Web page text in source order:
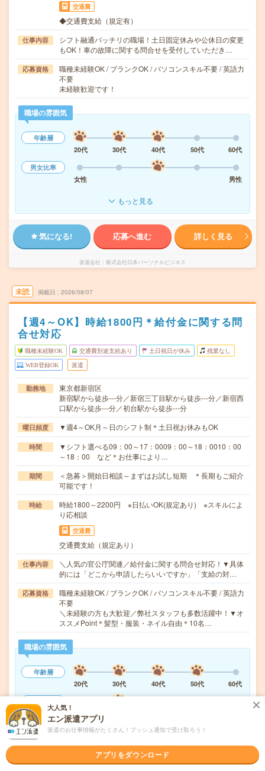
交通費
◆交通費支給（規定有）
仕事内容
シフト融通バッチリの職場！土日固定休みや公休日の変更
もOK！車の故障に関する問合せを受付していただき…
応募資格
職種未経験OK / ブランクOK / パソコンスキル不要 / 英語力
不要
未経験歓迎です！
職場の雰囲気
年齢層
20代
30代 40代 50代
60代
男女比率
女性
男性
もっと見る
気になる! 応募へ進む 詳しく見る
派遣会社 株式会社日本パーソナルビジネス
未読 掲載日 2026/08/07
【週4～OK】時給1800円＊給付金に関する問
合せ対応
職種未経験OK 交通費別途支給あり 土日祝日が休み 残業なし
WEB登録OK 派遣
勤務地
東京都新宿区
新宿駅から徒歩---分／新宿三丁目駅から徒歩---分／新宿西
口駅から徒歩---分／初台駅から徒歩---分
曜日頻度 ▼週4～OK月～日のシフト制＊土日祝お休みもOK
時間
▼シフト選べる09：00～17：0009：00～18：0010：00
～18：00 など＊お仕事により…
期間
＜急募＞開始日相談～まずはお試し短期 ＊長期もご紹介
可能です！
時給
時給1800～2200円 ※日払いOK(規定あり) ※スキルによ
り応相談
交通費
交通費支給（規定あり）
仕事内容
＼人気の官公庁関連／給付金に関する問合せ対応！▼具体
的には「どこから申請したらいいですか」「支給の対…
応募資格
職種未経験OK / ブランクOK / パソコンスキル不要 / 英語力
不要
＼未経験の方も大歓迎／弊社スタッフも多数活躍中！▼オ
ススメPoint＊髪型・服装・ネイル自由＊10名…
職場の雰囲気
年齢層
20代
30代 40代 50代
60代
女性
もっと見る
大人気！
エン派遣アプリ
派遣のお仕事情報がたくさん！プッシュ通知で受け取ろう！
アプリをダウンロード